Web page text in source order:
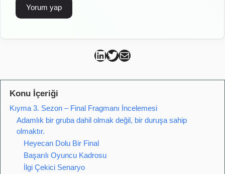
Can Kütahya Linkedin
Can Kütahya Twitter
Can Kütahya Mail
Konu İçeriği
Kıyma 3. Sezon – Final Fragmanı İncelemesi
Adamlık bir gruba dahil olmak değil, bir duruşa sahip
olmaktır.
Heyecan Dolu Bir Final
Başarılı Oyuncu Kadrosu
İlgi Çekici Senaryo